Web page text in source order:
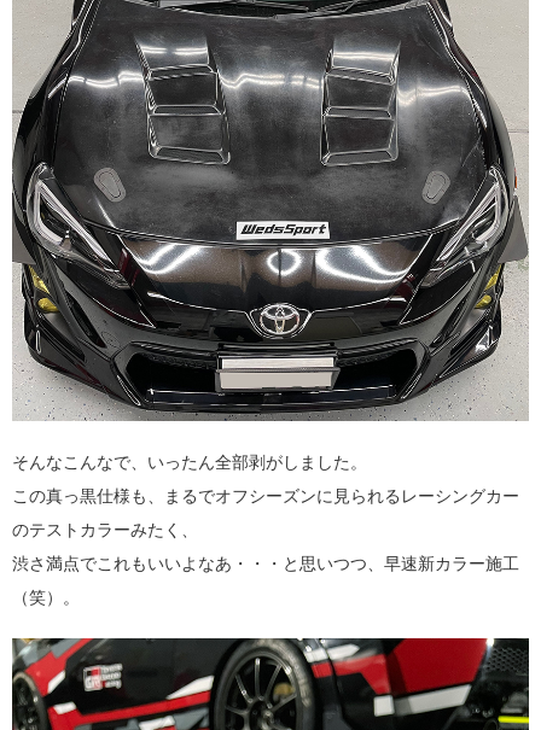
そんなこんなで、いったん全部剥がしました。
この真っ黒仕様も、まるでオフシーズンに見られるレーシングカー
のテストカラーみたく、
渋さ満点でこれもいいよなあ・・・と思いつつ、早速新カラー施工
（笑）。